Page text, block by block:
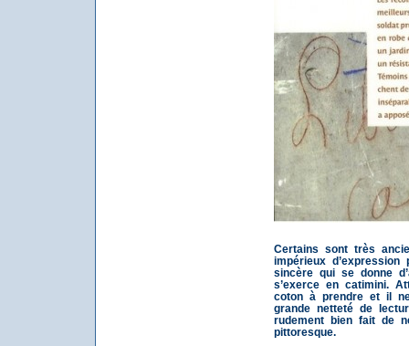
Certains sont très
impérieux d’expression
sincère qui se donne
s’exerce en catimini.
coton à prendre et il
grande netteté de
rudement bien fait de
pittoresque.